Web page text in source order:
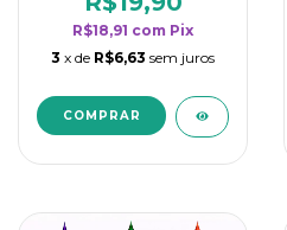
categoria - Lavanda
R$18,91 com Pix
3 x de R$6,63 sem juros